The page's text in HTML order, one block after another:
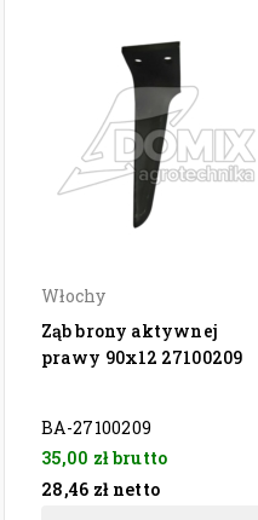
Włochy
Ząb brony aktywnej
prawy 90x12 27100209
BA-27100209
35,00 złbrutto
28,46 zł netto